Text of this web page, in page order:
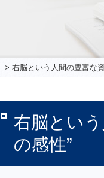
> 右脳という人間の豊富な
右脳とい
の感性”